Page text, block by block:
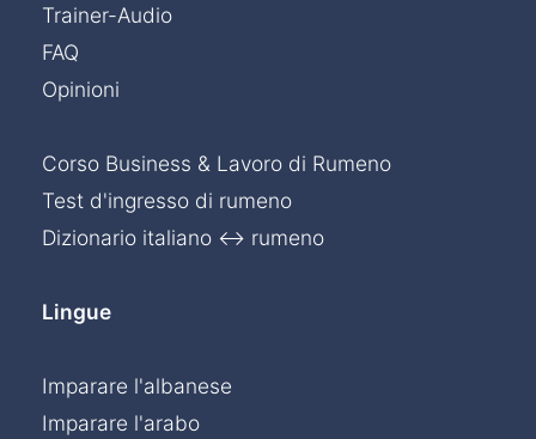
Trainer-Audio
FAQ
Opinioni
Corso Business & Lavoro di Rumeno
Test d'ingresso di rumeno
Dizionario italiano ↔ rumeno
Lingue
Imparare l'albanese
Imparare l'arabo